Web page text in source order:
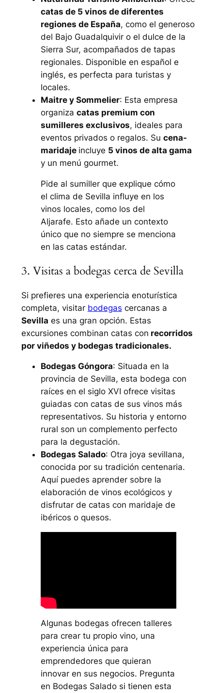
catas de 5 vinos de diferentes
regiones de España, como el generoso
del Bajo Guadalquivir o el dulce de la
Sierra Sur, acompañados de tapas
regionales. Disponible en español e
inglés, es perfecta para turistas y
locales.
Maitre y Sommelier: Esta empresa
organiza catas premium con
sumilleres exclusivos, ideales para
eventos privados o regalos. Su cena-
maridaje incluye 5 vinos de alta gama
y un menú gourmet.
Pide al sumiller que explique cómo
el clima de Sevilla influye en los
vinos locales, como los del
Aljarafe. Esto añade un contexto
único que no siempre se menciona
en las catas estándar.
3. Visitas a bodegas cerca de Sevilla
Si prefieres una experiencia enoturística
completa, visitar bodegas cercanas a
Sevilla es una gran opción. Estas
excursiones combinan catas con recorridos
por viñedos y bodegas tradicionales.
Bodegas Góngora: Situada en la
provincia de Sevilla, esta bodega con
raíces en el siglo XVI ofrece visitas
guiadas con catas de sus vinos más
representativos. Su historia y entorno
rural son un complemento perfecto
para la degustación.
Bodegas Salado: Otra joya sevillana,
conocida por su tradición centenaria.
Aquí puedes aprender sobre la
elaboración de vinos ecológicos y
disfrutar de catas con maridaje de
ibéricos o quesos.
Algunas bodegas ofrecen talleres
para crear tu propio vino, una
experiencia única para
emprendedores que quieran
innovar en sus negocios. Pregunta
en Bodegas Salado si tienen esta